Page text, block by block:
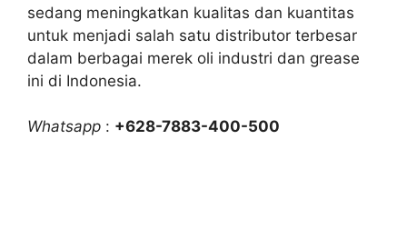
sedang meningkatkan kualitas dan kuantitas
untuk menjadi salah satu distributor terbesar
dalam berbagai merek oli industri dan grease
ini di Indonesia.
Whatsapp : +628-7883-400-500